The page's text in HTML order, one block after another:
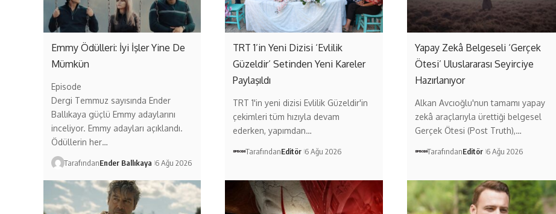
Emmy Ödülleri: İyi İşler Yine De
Mümkün
Episode
Dergi Temmuz sayısında Ender
Ballıkaya güçlü Emmy adaylarını
inceliyor. Emmy adayları açıklandı.
Ödüllerin her…
TarafındanEnder Ballıkaya 6 Ağu 2026
TRT 1’in Yeni Dizisi ‘Evlilik
Güzeldir’ Setinden Yeni Kareler
Paylaşıldı
TRT 1'in yeni dizisi Evlilik Güzeldir'in
çekimleri tüm hızıyla devam
ederken, yapımdan…
TarafındanEditör 6 Ağu 2026
Yapay Zekâ Belgeseli ‘Gerçek
Ötesi’ Uluslararası Seyirciye
Hazırlanıyor
Alkan Avcıoğlu'nun tamamı yapay
zekâ araçlarıyla ürettiği belgesel
Gerçek Ötesi (Post Truth),…
TarafındanEditör 6 Ağu 2026